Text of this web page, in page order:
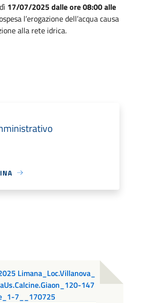
17/07/2025 dalle ore 08:00 alle
l’erogazione dell’acqua causa
alla rete idrica.
Limana_Loc.Villanova_
147
7__170725